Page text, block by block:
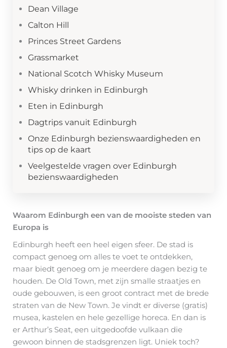
Dean Village
Calton Hill
Princes Street Gardens
Grassmarket
National Scotch Whisky Museum
Whisky drinken in Edinburgh
Eten in Edinburgh
Dagtrips vanuit Edinburgh
Onze Edinburgh bezienswaardigheden en
tips op de kaart
Veelgestelde vragen over Edinburgh
bezienswaardigheden
Waarom Edinburgh een van de mooiste steden van
Europa is
Edinburgh heeft een heel eigen sfeer. De stad is
compact genoeg om alles te voet te ontdekken,
maar biedt genoeg om je meerdere dagen bezig te
houden. De Old Town, met zijn smalle straatjes en
oude gebouwen, is een groot contract met de brede
straten van de New Town. Je vindt er diverse (gratis)
musea, kastelen en hele gezellige horeca. En dan is
er Arthur’s Seat, een uitgedoofde vulkaan die
gewoon binnen de stadsgrenzen ligt. Uniek toch?